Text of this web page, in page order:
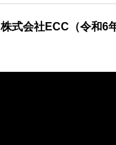
式会社ECC（令和6